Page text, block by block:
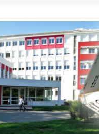
SKRÄMMAS
AV
140
UTAN
TESTAR
HPV-
VACCIN
I
ENGÅNGSDOS